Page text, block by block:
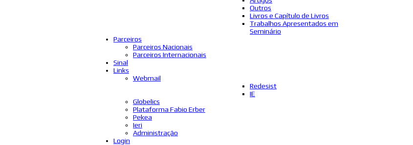
Outros
Livros e Capítulo de Livros
Trabalhos Apresentados em
Seminário
Parceiros
Parceiros Nacionais
Parceiros Internacionais
Sinal
Links
Webmail
Redesist
IE
Globelics
Plataforma Fabio Erber
Pekea
Ieri
Administração
Login